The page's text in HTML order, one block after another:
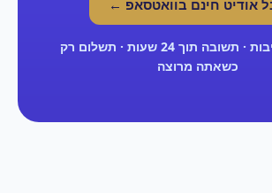
אודיט חינם בוואטסאפ ←
🔒 בלי התחייבות · תשובה תוך 24 שעות · תשלום רק
כשאתה מרוצה